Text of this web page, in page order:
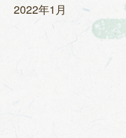
2022年1月